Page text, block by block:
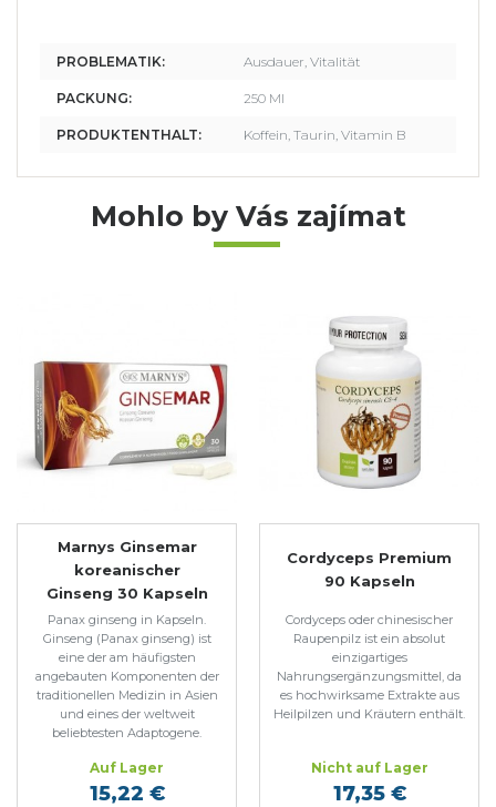
PROBLEMATIK: Ausdauer, Vitalität
PACKUNG: 250 Ml
PRODUKTENTHALT: Koffein, Taurin, Vitamin B
Mohlo by Vás zajímat
Marnys Ginsemar
koreanischer
Ginseng 30 Kapseln
Panax ginseng in Kapseln.
Ginseng (Panax ginseng) ist
eine der am häufigsten
angebauten Komponenten der
traditionellen Medizin in Asien
und eines der weltweit
beliebtesten Adaptogene.
Auf Lager
15,22 €
Cordyceps Premium
90 Kapseln
Cordyceps oder chinesischer
Raupenpilz ist ein absolut
einzigartiges
Nahrungsergänzungsmittel, da
es hochwirksame Extrakte aus
Heilpilzen und Kräutern enthält.
Nicht auf Lager
17,35 €